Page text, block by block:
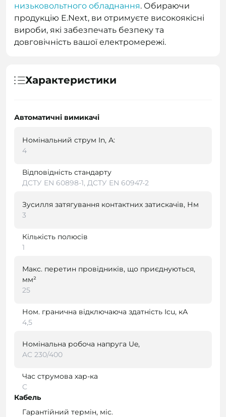
низьковольтного обладнання. Обираючи
продукцію E.Next, ви отримуєте високоякісні
вироби, які забезпечать безпеку та
довговічність вашої електромережі.
Характеристики
Автоматичні вимикачі
Номінальний струм In, А:
4
Відповідність стандарту
ДСТУ EN 60898-1, ДСТУ EN 60947-2
Зусилля затягування контактних затискачів, Нм
3
Кількість полюсів
1
Макс. перетин провідників, що приєднуються,
мм²
25
Ном. гранична відключаюча здатність Icu, кА
4,5
Номінальна робоча напруга Ue,
AC 230/400
Час струмова хар-ка
C
Кабель
Гарантійний термін, міс.